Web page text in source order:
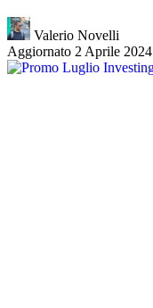
Valerio Novelli
Aggiornato 2 Aprile 2024